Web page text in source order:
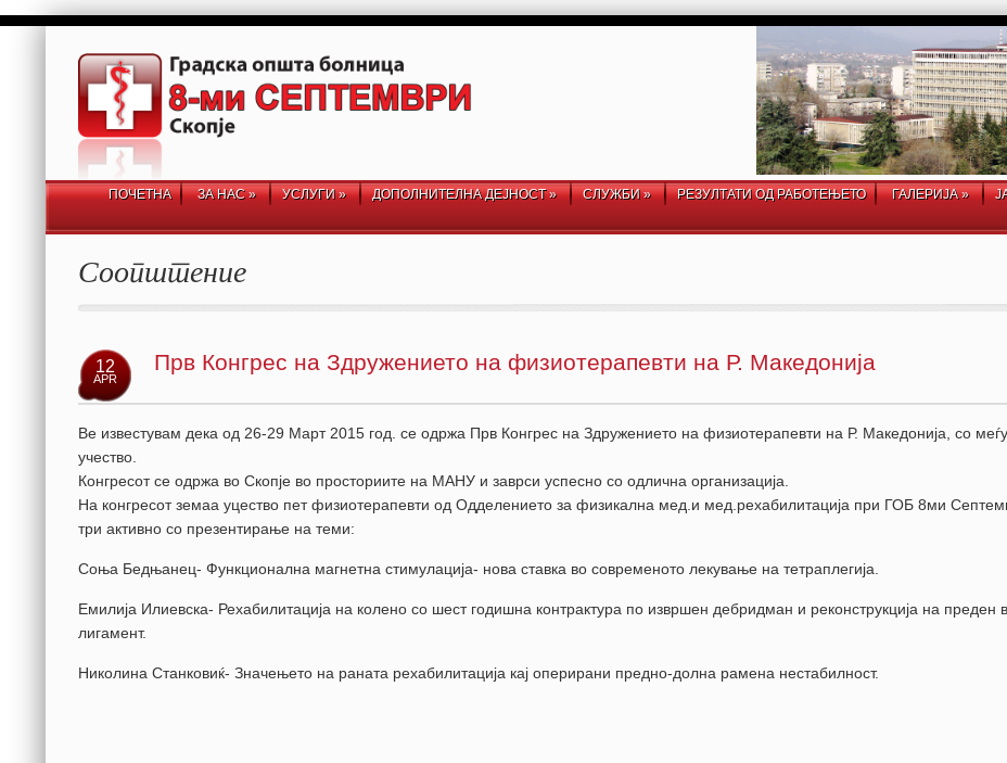
ПОЧЕТНА ЗА НАС» УСЛУГИ» ДОПОЛНИТЕЛНА ДЕЈНОСТ» СЛУЖБИ» РЕЗУЛТАТИ ОД РАБОТЕЊЕТО ГАЛЕРИЈА»
Соопштение
12
APR
Прв Конгрес на Здружението на физиотерапевти на Р. Македонија
Ве известувам дека од 26-29 Март 2015 год. се одржа Прв Конгрес на Здружението на физиотерапевти на Р. Македонија, со
учество.
Конгресот се одржа во Скопје во просториите на МАНУ и заврси успесно со одлична организација.
На конгресот земаа уцество пет физиотерапевти од Одделението за физикална мед.и мед.рехабилитација при ГОБ 8ми
три активно со презентирање на теми:
Соња Бедњанец- Функционална магнетна стимулација- нова ставка во современото лекување на тетраплегија.
Емилија Илиевска- Рехабилитација на колено со шест годишна контрактура по извршен дебридман и реконструкција на преден
лигамент.
Николина Станковиќ- Значењето на раната рехабилитација кај оперирани предно-долна рамена нестабилност.